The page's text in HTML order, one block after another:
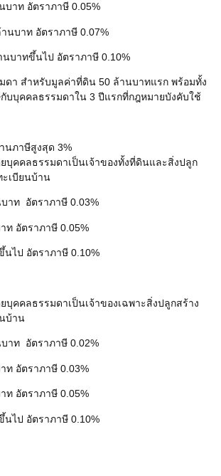
บาท อัตราภาษี 0.05%
นบาท อัตราภาษี 0.07%
นบาทขึ้นไป อัตราภาษี 0.10%
ดา สำหรับมูลค่าที่ดิน 50 ล้านบาทแรก พร้อมทั้ง
กับบุคคลธรรมดาใน 3 ปีแรกที่กฎหมายบังคับใช้
นภาษีสูงสุด 3%
บุคคลธรรมดาเป็นเจ้าของทั้งที่ดินและสิ่งปลูก
ะเบียนบ้าน
าท อัตราภาษี 0.03%
ท อัตราภาษี 0.05%
ไป อัตราภาษี 0.10%
คคลธรรมดาเป็นเจ้าของเฉพาะสิ่งปลูกสร้าง
บ้าน
าท อัตราภาษี 0.02%
ท อัตราภาษี 0.03%
ท อัตราภาษี 0.05%
ไป อัตราภาษี 0.10%